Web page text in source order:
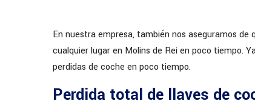
En nuestra empresa, también nos aseguramos
cualquier lugar en Molins de Rei en poco tiempo.
perdidas de coche en poco tiempo.
Perdida total de llaves de